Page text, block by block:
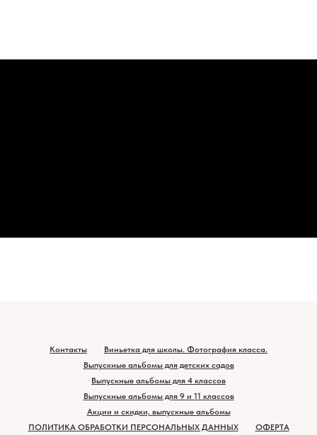
Контакты
Виньетка для школы. Фотография класса.
Выпускные альбомы для детских садов
Выпускные альбомы для 4 классов
Выпускные альбомы для 9 и 11 классов
Акции и скидки, выпускные альбомы
ПОЛИТИКА ОБРАБОТКИ ПЕРСОНАЛЬНЫХ ДАННЫХ
ОФЕРТА